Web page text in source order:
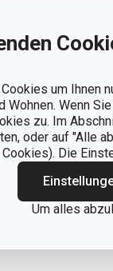
um Ihnen
Wohnen. Wenn
zu. Im
oder auf "Alle
Cookies). Die
Um alles